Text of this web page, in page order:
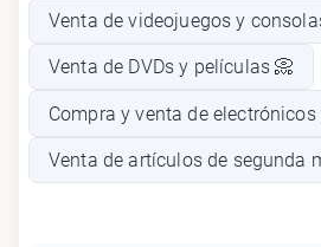
Venta de videojuegos y
Venta de DVDs y películas 📀
Compra y venta de electrónicos
Venta de artículos de segunda